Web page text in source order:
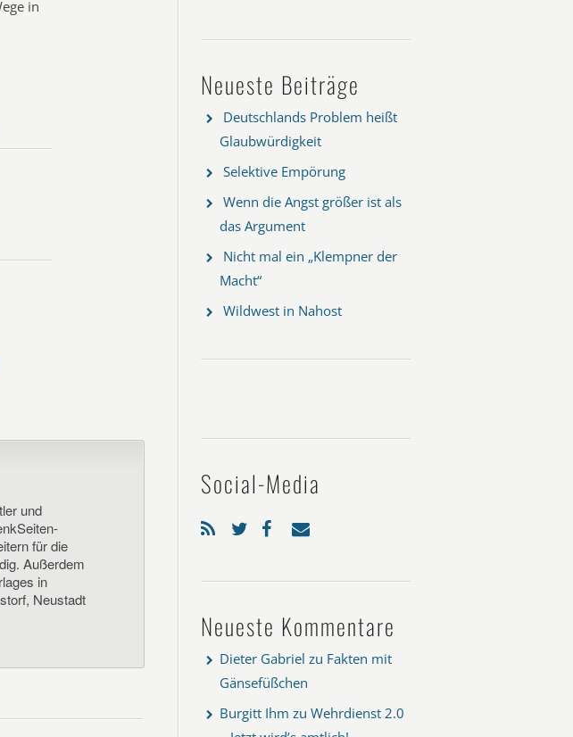
in
und
für die
Außerdem
in
Neustadt
Neueste Beiträge
Deutschlands Problem heißt
Glaubwürdigkeit
Selektive Empörung
Wenn die Angst größer ist als
das Argument
Nicht mal ein „Klempner der
Macht“
Wildwest in Nahost
Social-Media
Neueste Kommentare
Dieter Gabriel zu Fakten mit
Gänsefüßchen
Burgitt Ihm zu Wehrdienst 2.0